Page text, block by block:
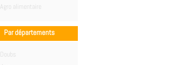
Agro alimentaire
Par départements
Doubs